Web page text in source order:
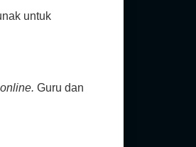
untuk
online. Guru dan